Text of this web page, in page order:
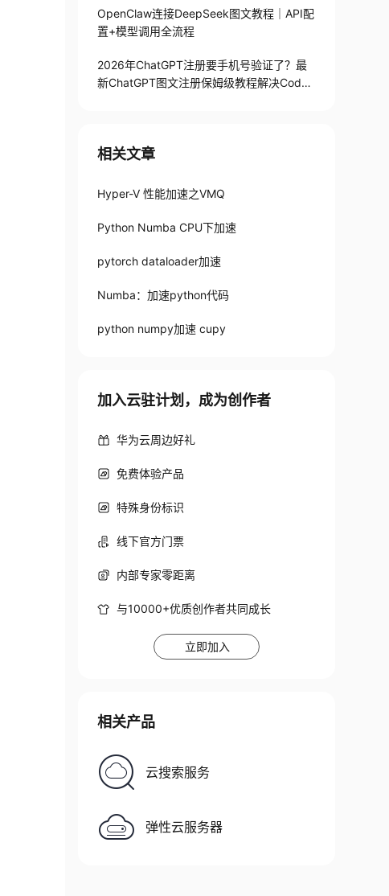
OpenClaw连接DeepSeek图文教程｜API配
置+模型调用全流程
2026年ChatGPT注册要手机号验证了？最
新ChatGPT图文注册保姆级教程解决Codex
相关文章
Hyper-V 性能加速之VMQ
Python Numba CPU下加速
pytorch dataloader加速
Numba：加速python代码
python numpy加速 cupy
加入云驻计划，成为创作者
华为云周边好礼
免费体验产品
特殊身份标识
线下官方门票
内部专家零距离
与10000+优质创作者共同成长
立即加入
相关产品
云搜索服务
弹性云服务器